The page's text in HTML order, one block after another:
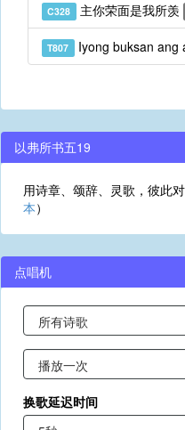
C328 主你荣面是我所羡
T807 Iyong buksan ang
以弗所书五19
用诗章、颂辞、灵歌，彼此
本）
点唱机
换歌延迟时间